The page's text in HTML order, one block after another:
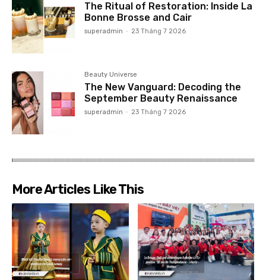
The Ritual of Restoration: Inside La
Bonne Brosse and Cair
superadmin - 23 Tháng 7 2026
Beauty Universe
The New Vanguard: Decoding the
September Beauty Renaissance
superadmin - 23 Tháng 7 2026
More Articles Like This